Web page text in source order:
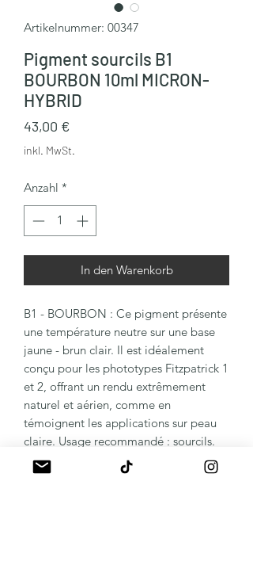
Artikelnummer: 00347
Pigment sourcils B1
BOURBON 10ml MICRON-
HYBRID
43,00 €Preis
inkl. MwSt.
Anzahl *
In den Warenkorb
B1 - BOURBON : Ce pigment présente
une température neutre sur une base
jaune - brun clair. Il est idéalement
conçu pour les phototypes Fitzpatrick 1
et 2, offrant un rendu extrêmement
naturel et aérien, comme en
témoignent les applications sur peau
claire. Usage recommandé : sourcils.
Sa formulation avancée garantit une
précision et un éclat exceptionnels dès